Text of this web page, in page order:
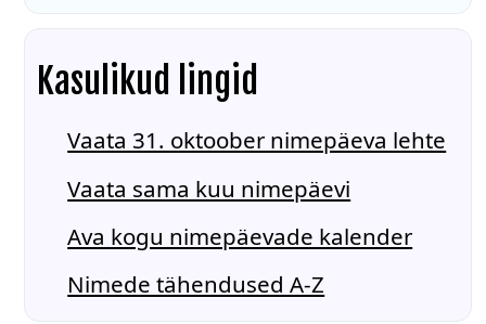
Kasulikud lingid
Vaata 31. oktoober nimepäeva lehte
Vaata sama kuu nimepäevi
Ava kogu nimepäevade kalender
Nimede tähendused A-Z